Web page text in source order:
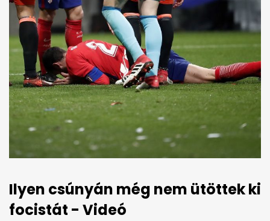
Ilyen csúnyán még nem ütöttek ki
focistát - Videó